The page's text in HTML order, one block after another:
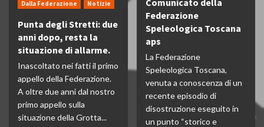
Dalla Federazione Notizie
Punta degli Stretti: due
anni dopo, resta la
situazione di allarme.
Inascoltato nei fatti il primo
appello della Federazione.
A oltre due anni dal nostro
primo appello sulla
situazione della Grotta...
Comunicato della
Federazione
Speleologica Toscana
aps
La Federazione
Speleologica Toscana,
venuta a conoscenza di un
recente episodio di
disostruzione eseguito in
un punto “storico e